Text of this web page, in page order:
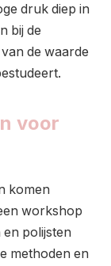
druk diep in
bij de
de waarde
voor
komen
workshop
en polijsten
methoden en